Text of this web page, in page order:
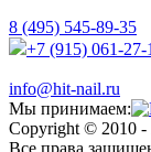
8 (495) 545-89-35
+7 (915) 061-27-
info@hit-nail.ru
Мы принимаем:
Copyright © 2010
Все права